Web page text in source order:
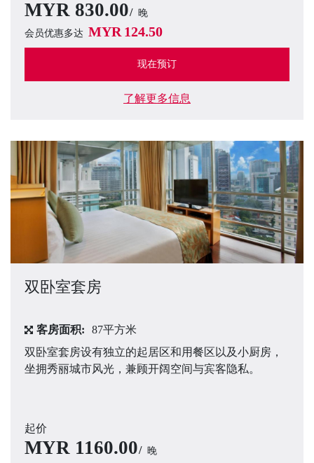
MYR 830.00
晚
会员优惠多达 MYR 124.50
现在预订
了解更多信息
双卧室套房
客房面积:
87平方米
双卧室套房设有独立的起居区和用餐区以及小厨房，
坐拥秀丽城市风光，兼顾开阔空间与宾客隐私。
起价
MYR 1160.00 晚